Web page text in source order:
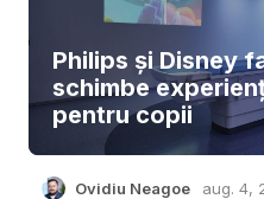
Philips și Disney
schimbe
pentru copii
Ovidiu Neagoe aug. 4,